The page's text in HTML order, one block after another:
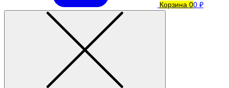
Корзина 00 ₽